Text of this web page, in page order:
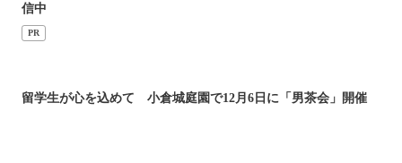
信中
PR
留学生が心を込めて 小倉城庭園で12月6日に「男茶会」開催